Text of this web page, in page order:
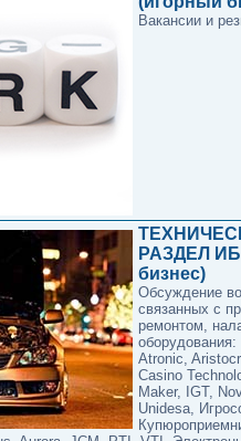
Вакансии и
РАЗДЕЛ
бизнес)
Обсуждение
связанных с
ремонтом,
оборудования:
Atronic,
Casino
Maker, IGT,
Unidesa,